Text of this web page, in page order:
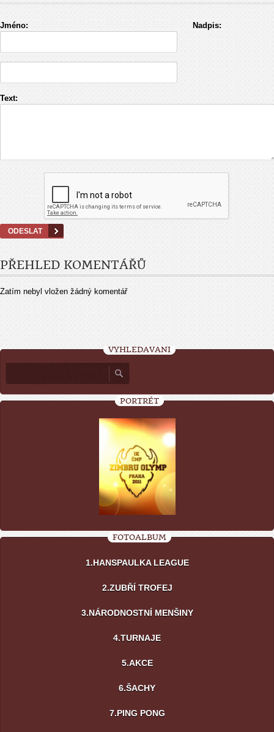
Jméno: Nadpis:
Text:
PŘEHLED KOMENTÁŘŮ
Zatím nebyl vložen žádný komentář
VYHLEDÁVÁNÍ
PORTRÉT
FOTOALBUM
1.HANSPAULKA LEAGUE
2.ZUBŘÍ TROFEJ
3.NÁRODNOSTNÍ MENŠINY
4.TURNAJE
5.AKCE
6.ŠACHY
7.PING PONG